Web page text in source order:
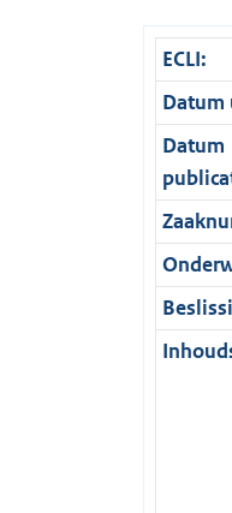
ECLI:
Datum
Datum